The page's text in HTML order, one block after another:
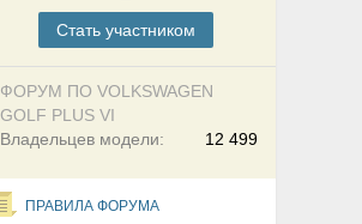
Cтать участником
ФОРУМ ПО VOLKSWAGEN
GOLF PLUS VI
12 499
Владельцев модели:
ПРАВИЛА ФОРУМА